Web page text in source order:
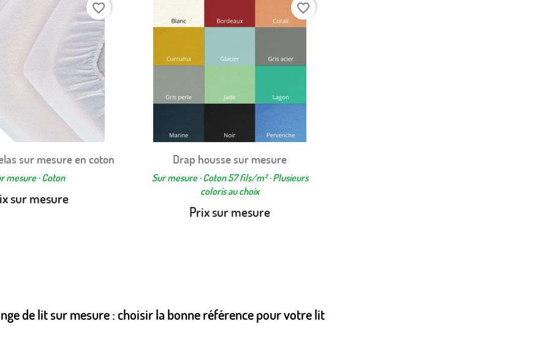
Aperçu rapide
sur mesure en coton
mesure · Coton
sur mesure
favorite_border
Aperçu rapide
+11
Drap housse sur mesure
Sur mesure · Coton 57 fils/m² · Plusieurs
coloris au choix
Prix sur mesure
favorite_border
de lit sur mesure : choisir la bonne référence pour votre lit